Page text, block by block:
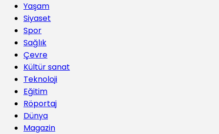
Yaşam
Siyaset
Spor
Sağlık
Çevre
Kültür sanat
Teknoloji
Eğitim
Röportaj
Dünya
Magazin